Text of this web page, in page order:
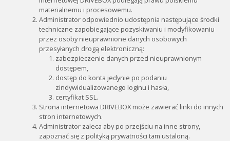
materialnemu i procesowemu.
Administrator odpowiednio udostępnia następujące środki
techniczne zapobiegające pozyskiwaniu i modyfikowaniu
przez osoby nieuprawnione danych osobowych
przesyłanych drogą elektroniczną:
zabezpieczenie danych przed nieuprawnionym
dostępem,
dostęp do konta jedynie po podaniu
zindywidualizowanego loginu i hasła,
certyfikat SSL.
Strona internetowa DRIVEBOX może zawierać linki do innych
stron internetowych.
Administrator zaleca aby po przejściu na inne strony,
zapoznać się z polityką prywatności tam ustaloną.